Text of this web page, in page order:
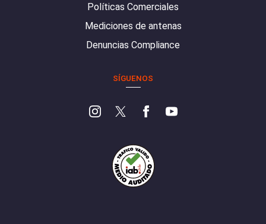
Políticas Comerciales
Mediciones de antenas
Denuncias Compliance
SÍGUENOS